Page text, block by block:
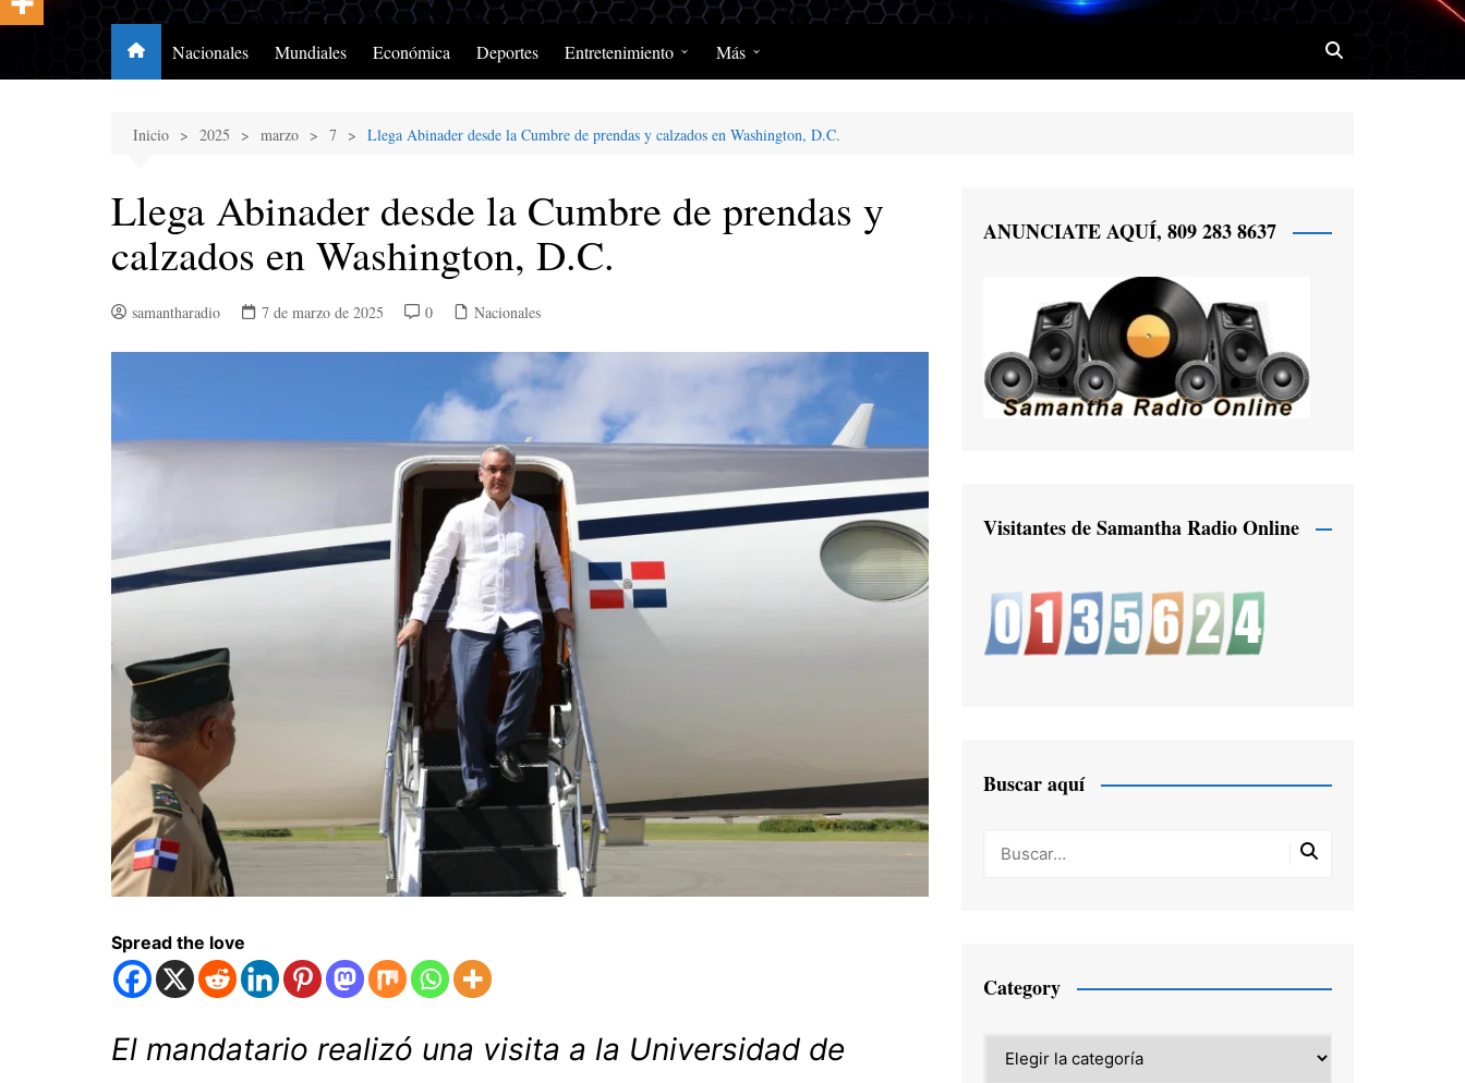
Nacionales Mundiales Económica Deportes Entretenimiento
MerengClásicos
Podcast y Programas de Radio
Más
Inicio 2025 marzo 7 Llega Abinader desde la Cumbre de prendas y calzados en Washington, D.C.
Llega Abinader desde la Cumbre de prendas y
calzados en Washington, D.C.
samantharadio 7 de marzo de 2025 0 Nacionales
Spread the love
El mandatario realizó una visita a la Universidad de
ANUNCIATE AQUÍ, 809 283 8637
Visitantes de Samantha Radio Online
Buscar aquí
Category